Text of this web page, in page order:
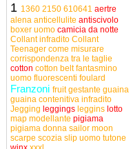
1 1360 2150 610641 aertre
alena anticellulite antiscivolo
boxer uomo camicia da notte
Collant infradito Collant
Teenager come misurare
corrispondenza tra le taglie
cotton cotton beltfantasmino
uomo fluorescenti foulard
Franzoni fruitgestante guaina
guaina contenitiva infradito
Jegging leggings leggins lotto
map modellante pigiama
pigiama donna sailor moon
scarpe scozia slip uomo tutone